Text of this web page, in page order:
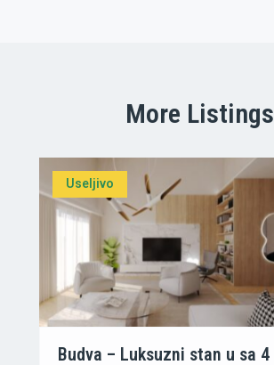
More Listings
Useljivo
Budva – Luksuzni stan u sa 4